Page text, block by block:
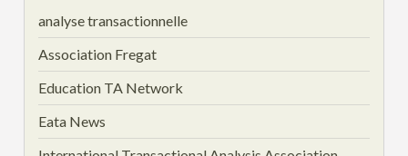
analyse transactionnelle
Association Fregat
Education TA Network
Eata News